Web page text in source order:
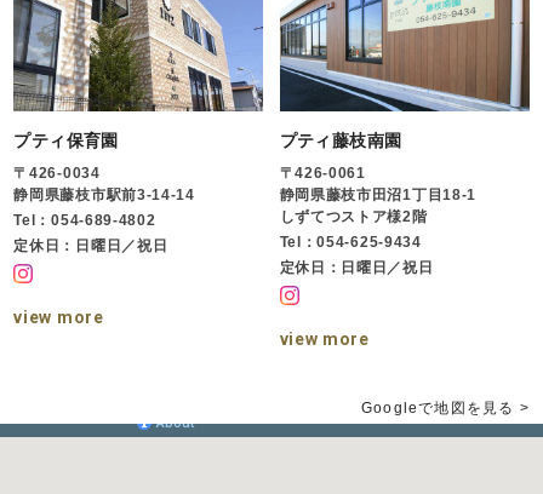
プティ保育園
〒426-0034
静岡県藤枝市駅前3-14-14
Tel：054-689-4802
定休日：日曜日／祝日
view more
プティ藤枝南園
〒426-0061
静岡県藤枝市田沼1丁目18-1
しずてつストア様2階
Tel：054-625-9434
定休日：日曜日／祝日
view more
Googleで地図を見る >